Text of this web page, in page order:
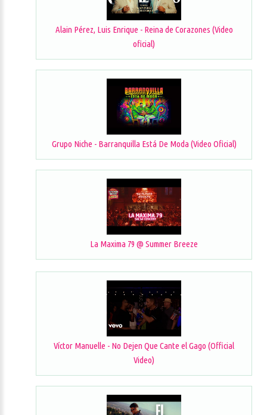
Alain Pérez, Luis Enrique - Reina de Corazones (Video
oficial)
Grupo Niche - Barranquilla Está De Moda (Video Oficial)
La Maxima 79 @ Summer Breeze
Víctor Manuelle - No Dejen Que Cante el Gago (Official
Video)